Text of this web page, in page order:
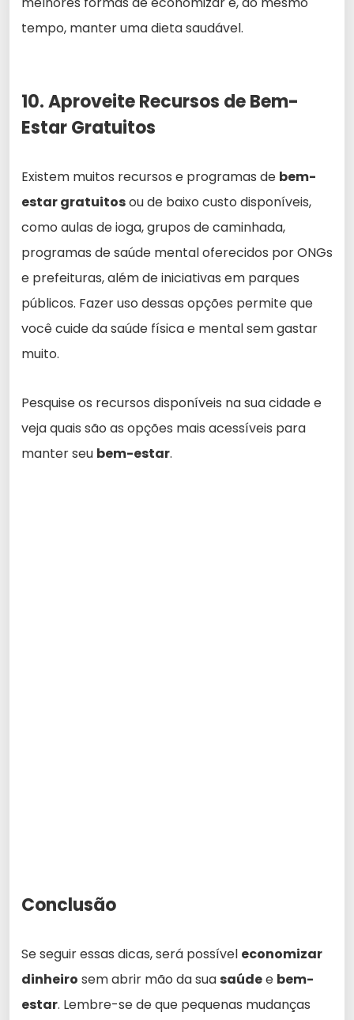
tempo, manter uma dieta saudável.
10. Aproveite Recursos de Bem-
Estar Gratuitos
Existem muitos recursos e programas de bem-
estar gratuitosou de baixo custo disponíveis,
como aulas de ioga, grupos de caminhada,
programas de saúde mental oferecidos por ONGs
e prefeituras, além de iniciativas em parques
públicos. Fazer uso dessas opções permite que
você cuide da saúde física e mental sem gastar
muito.
Pesquise os recursos disponíveis na sua cidade e
veja quais são as opções mais acessíveis para
manter seu bem-estar.
Conclusão
Se seguir essas dicas, será possível economizar
dinheiro sem abrir mão da suasaúdee bem-
estar. Lembre-se de que pequenas mudanças